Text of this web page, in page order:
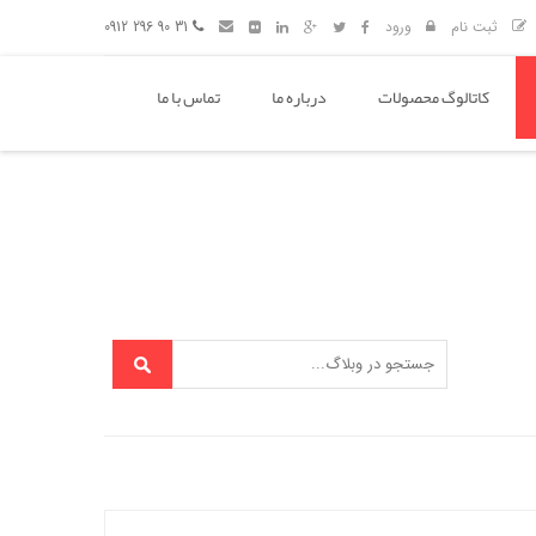
ثبت نام ورود
کاتالوگ محصولات درباره ما تماس با ما